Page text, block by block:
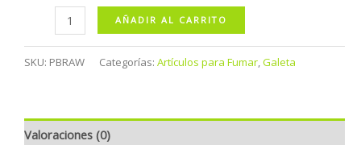
Boletas
RAW
AÑADIR AL CARRITO
SKU: PBRAW Categorías: Artículos para Fumar,Galeta
Valoraciones (0)